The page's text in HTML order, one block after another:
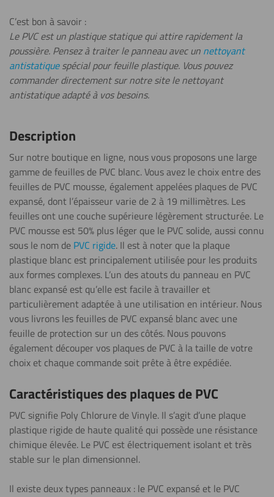
Sciage (scie
circulaire)
En savoir plus
sauteuse)
Gravure
Lettrage
Plier (à
chaud)
Découpe au
Plier (à
froid)
C’est bon à savoir :
Le PVC est un plastique statique qui attire rapidement la
poussière. Pensez à traiter le panneau avec un nettoyant
antistatiquespécial pour feuille plastique. Vous pouvez
commander directement sur notre site lenettoyant
antistatiqueadapté à vos besoins.
Description
Sur notre boutique en ligne, nous vous proposons une large
gamme de feuilles de PVC blanc. Vous avez le choix entre des
feuilles de PVC mousse, également appelées plaques de PVC
expansé, dont l’épaisseur varie de 2 à 19 millimètres. Les
feuilles ont une couche supérieure légèrement structurée. Le
PVC mousse est 50% plus léger que le PVC solide, aussi connu
sous le nom de PVC rigide. Il est à noter que la plaque
plastique blanc est principalement utilisée pour les produits
aux formes complexes. L’un des atouts du panneau en PVC
blanc expansé est qu’elle est facile à travailler et
particulièrement adaptée à une utilisation en intérieur. Nous
vous livrons les feuilles de PVC expansé blanc avec une
feuille de protection sur un des côtés. Nous pouvons
également découper vos plaques de PVC à la taille de votre
choix et chaque commande soit prête à être expédiée.
Caractéristiques des plaques de PVC
PVC signifie Poly Chlorure de Vinyle. Il s’agit d’une plaque
plastique rigide de haute qualité qui possède une résistance
chimique élevée. Le PVC est électriquement isolant et très
stable sur le plan dimensionnel.
Il existe deux types panneaux : le PVC expansé et le PVC